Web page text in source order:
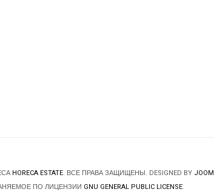
HORECA ESTATE. ВСЕ ПРАВА ЗАЩИЩЕНЫ. DESIGNED BY
ПО ЛИЦЕНЗИИ GNU GENERAL PUBLIC LICENSE.